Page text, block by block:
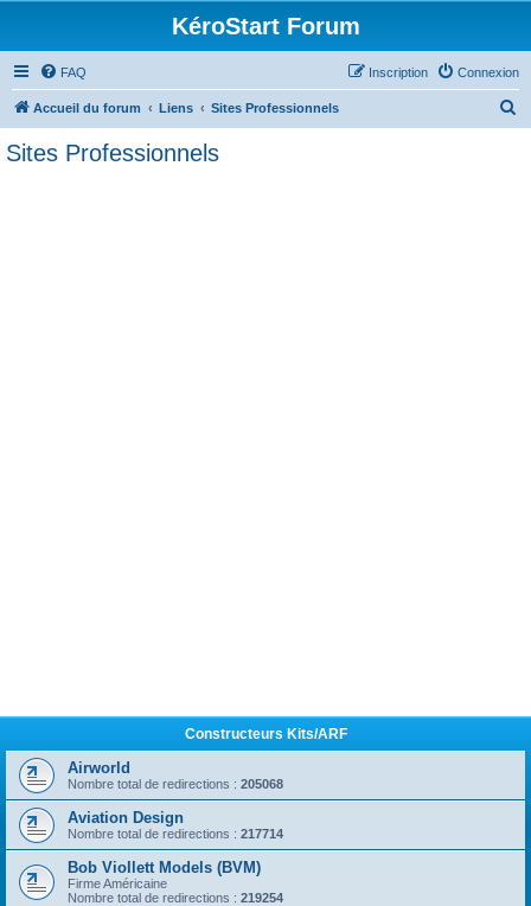
KéroStart Forum
FAQ Connexion
Inscription
Accueil du forum Liens Sites Professionnels
Sites Professionnels
Constructeurs Kits/ARF
Airworld
Nombre total de redirections : 205068
Aviation Design
Nombre total de redirections : 217714
Bob Viollett Models (BVM)
Firme Américaine
Nombre total de redirections : 219254